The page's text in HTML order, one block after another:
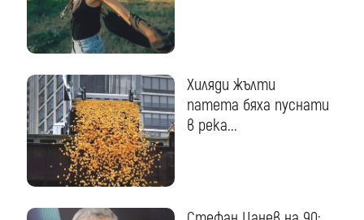
Хиляди жълти
патета бяха пуснати
в река...